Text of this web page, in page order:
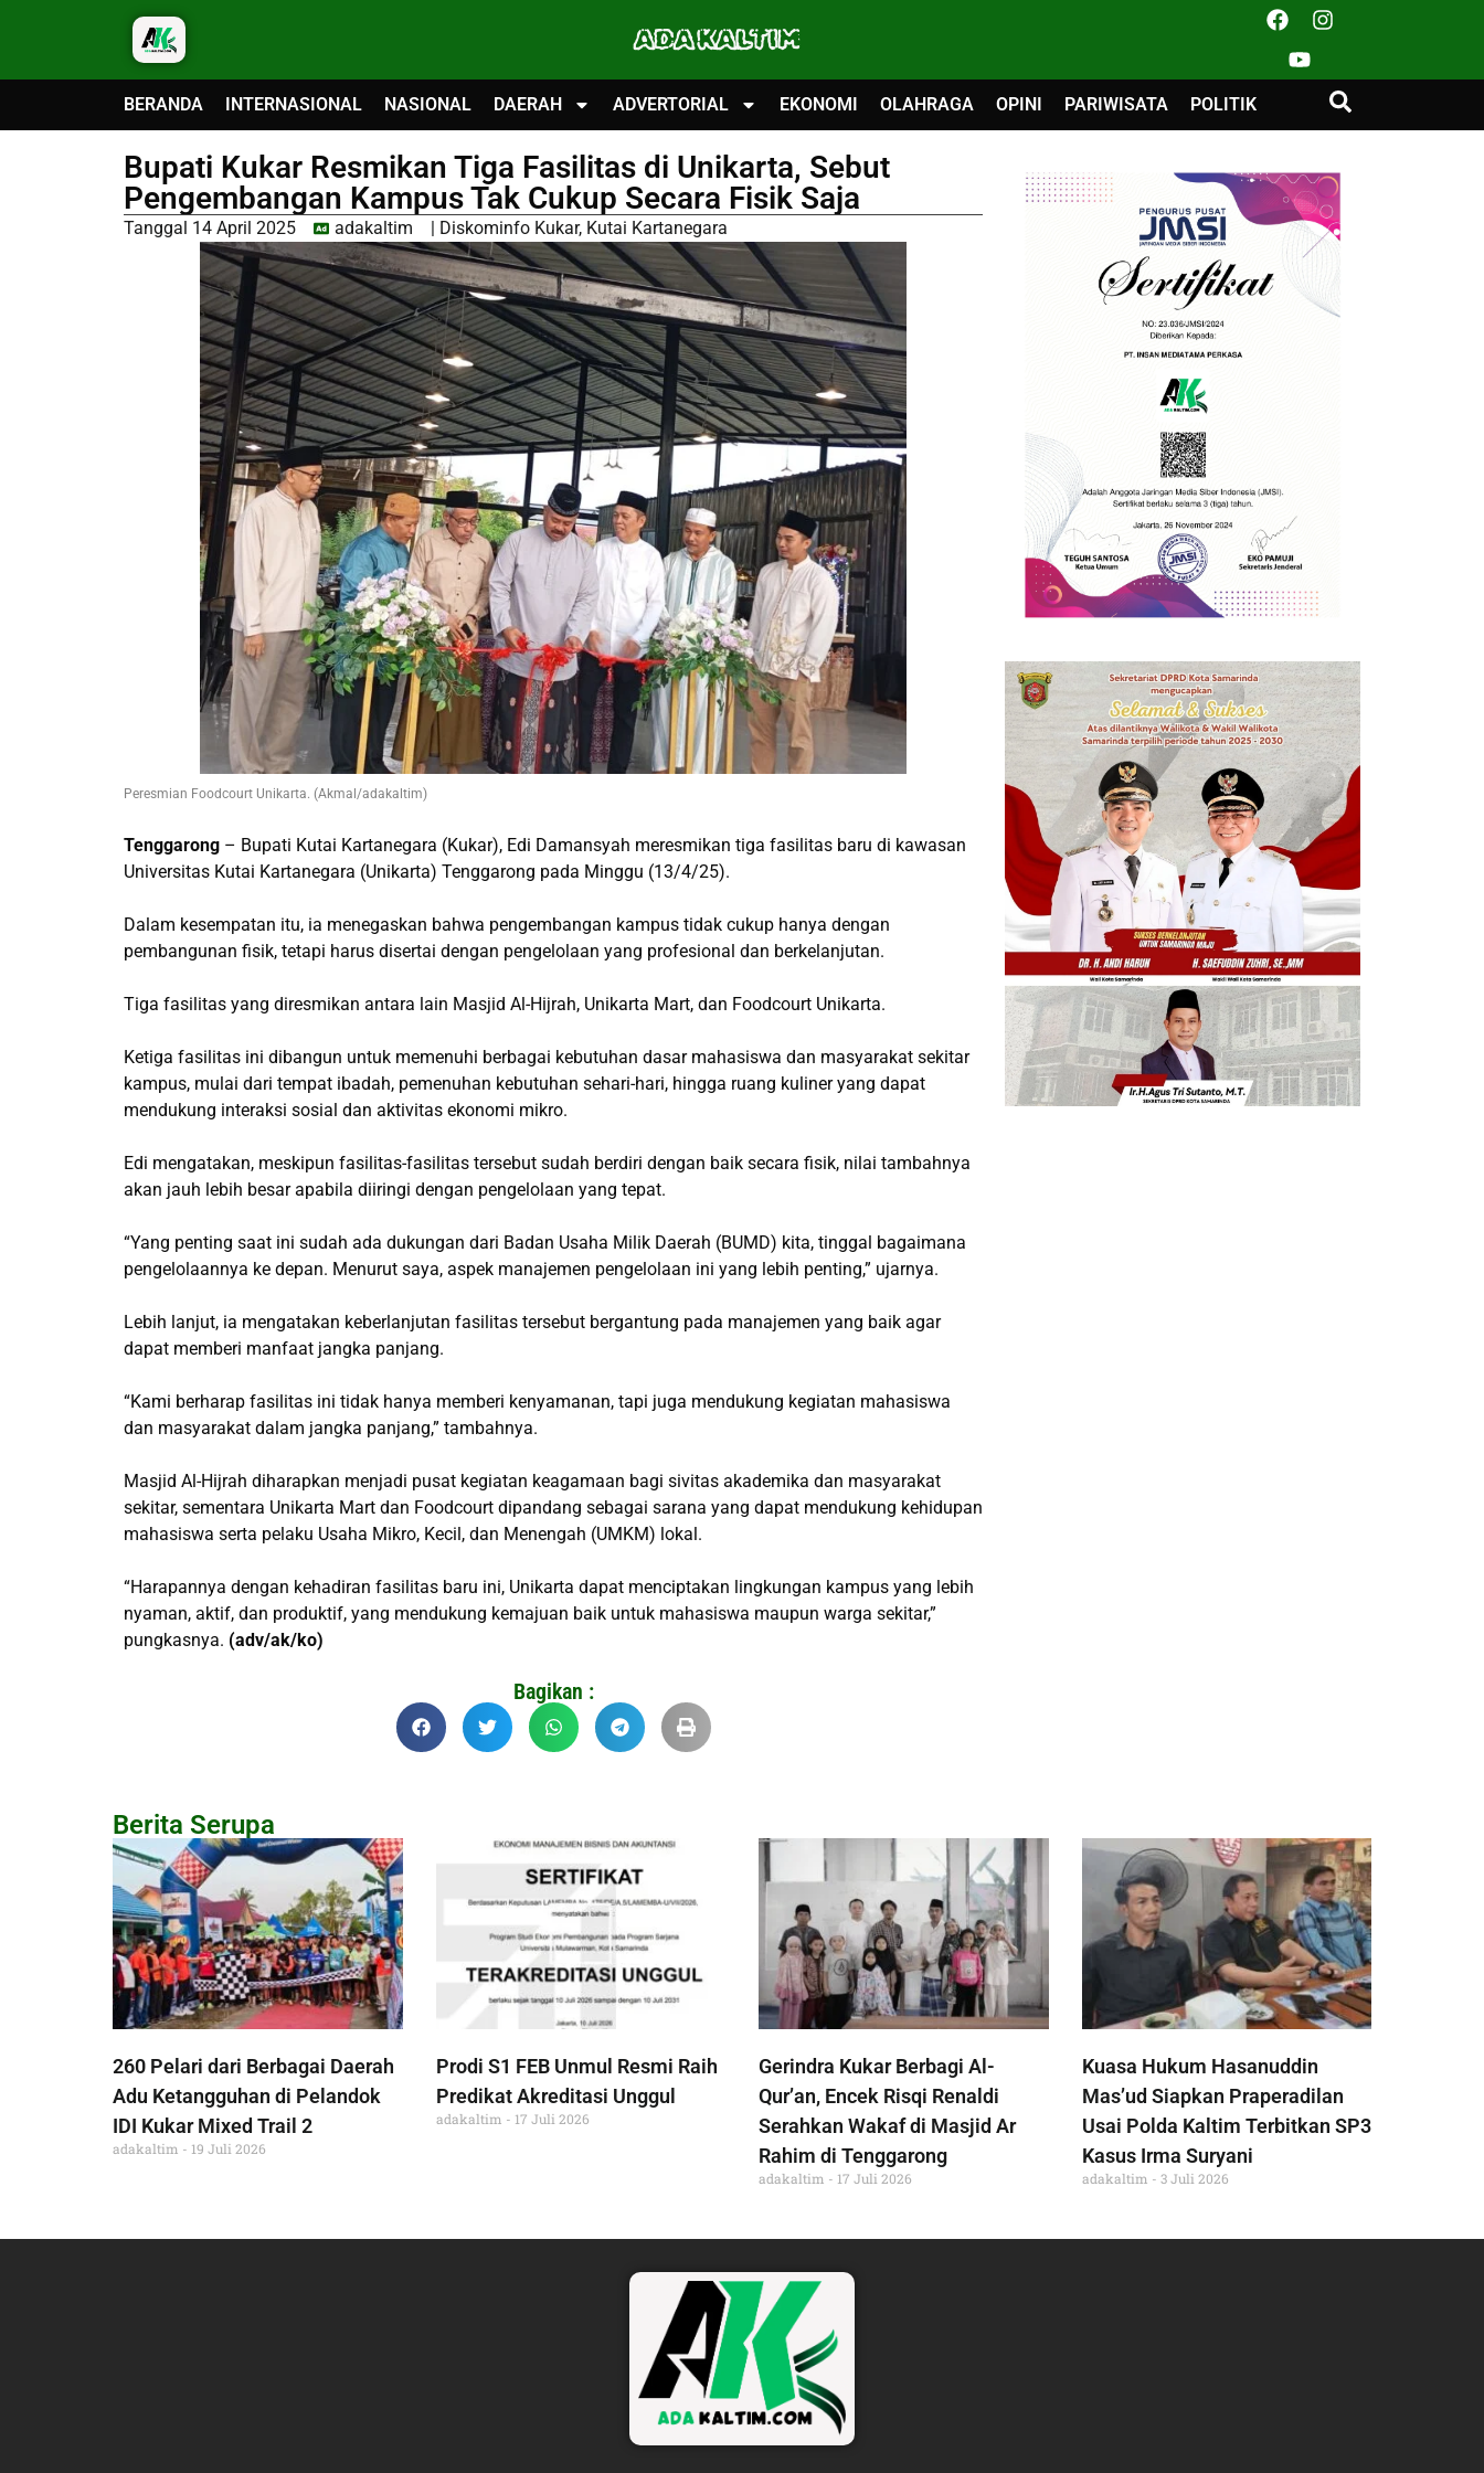
ADA KALTIM
BERANDA INTERNASIONAL NASIONAL DAERAH ADVERTORIAL EKONOMI OLAHRAGA OPINI PARIWISATA POLITIK
Bupati Kukar Resmikan Tiga Fasilitas di Unikarta, Sebut
Pengembangan Kampus Tak Cukup Secara Fisik Saja
Tanggal 14 April 2025 adakaltim | Diskominfo Kukar, Kutai Kartanegara
Peresmian Foodcourt Unikarta. (Akmal/adakaltim)
Tenggarong – Bupati Kutai Kartanegara (Kukar), Edi Damansyah meresmikan tiga fasilitas baru di kawasan
Universitas Kutai Kartanegara (Unikarta) Tenggarong pada Minggu (13/4/25).
Dalam kesempatan itu, ia menegaskan bahwa pengembangan kampus tidak cukup hanya dengan
pembangunan fisik, tetapi harus disertai dengan pengelolaan yang profesional dan berkelanjutan.
Tiga fasilitas yang diresmikan antara lain Masjid Al-Hijrah, Unikarta Mart, dan Foodcourt Unikarta.
Ketiga fasilitas ini dibangun untuk memenuhi berbagai kebutuhan dasar mahasiswa dan masyarakat sekitar
kampus, mulai dari tempat ibadah, pemenuhan kebutuhan sehari-hari, hingga ruang kuliner yang dapat
mendukung interaksi sosial dan aktivitas ekonomi mikro.
Edi mengatakan, meskipun fasilitas-fasilitas tersebut sudah berdiri dengan baik secara fisik, nilai tambahnya
akan jauh lebih besar apabila diiringi dengan pengelolaan yang tepat.
“Yang penting saat ini sudah ada dukungan dari Badan Usaha Milik Daerah (BUMD) kita, tinggal bagaimana
pengelolaannya ke depan. Menurut saya, aspek manajemen pengelolaan ini yang lebih penting,” ujarnya.
Lebih lanjut, ia mengatakan keberlanjutan fasilitas tersebut bergantung pada manajemen yang baik agar
dapat memberi manfaat jangka panjang.
“Kami berharap fasilitas ini tidak hanya memberi kenyamanan, tapi juga mendukung kegiatan mahasiswa
dan masyarakat dalam jangka panjang,” tambahnya.
Masjid Al-Hijrah diharapkan menjadi pusat kegiatan keagamaan bagi sivitas akademika dan masyarakat
sekitar, sementara Unikarta Mart dan Foodcourt dipandang sebagai sarana yang dapat mendukung kehidupan
mahasiswa serta pelaku Usaha Mikro, Kecil, dan Menengah (UMKM) lokal.
“Harapannya dengan kehadiran fasilitas baru ini, Unikarta dapat menciptakan lingkungan kampus yang lebih
nyaman, aktif, dan produktif, yang mendukung kemajuan baik untuk mahasiswa maupun warga sekitar,”
pungkasnya. (adv/ak/ko)
Bagikan :
Berita Serupa
260 Pelari dari Berbagai Daerah
Adu Ketangguhan di Pelandok
IDI Kukar Mixed Trail 2
adakaltim 19 Juli 2026
Prodi S1 FEB Unmul Resmi Raih
Predikat Akreditasi Unggul
adakaltim 17 Juli 2026
Gerindra Kukar Berbagi Al-
Qur’an, Encek Risqi Renaldi
Serahkan Wakaf di Masjid Ar
Rahim di Tenggarong
adakaltim 17 Juli 2026
Kuasa Hukum Hasanuddin
Mas’ud Siapkan Praperadilan
Usai Polda Kaltim Terbitkan SP3
Kasus Irma Suryani
adakaltim 3 Juli 2026